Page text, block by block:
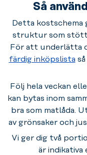
Så
Detta kostschema
struktur som
För att underlätta
färdig inköpslista
Följ hela veckan
kan bytas inom
bra som matlåda.
av grönsaker och
Vi ger dig två
är